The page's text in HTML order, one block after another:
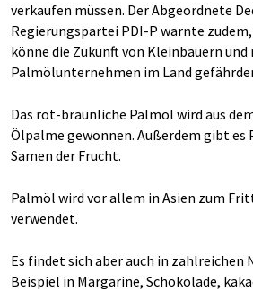
verkaufen müssen. Der Abgeordnete
Regierungspartei PDI-P warnte
könne die Zukunft von Kleinbauern
Palmölunternehmen im Land
Das rot-bräunliche Palmöl wird aus
Ölpalme gewonnen. Außerdem gibt es
Samen der Frucht.
Palmöl wird vor allem in Asien zum
verwendet.
Es findet sich aber auch in
Beispiel in Margarine, Schokolade,